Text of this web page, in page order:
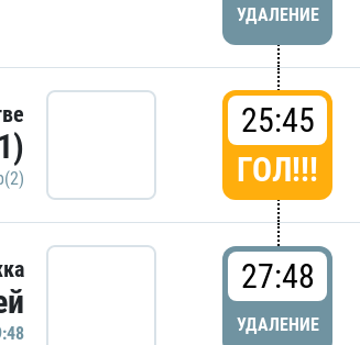
УДАЛЕНИЕ
25:45
ГОЛ!!!
27:48
УДАЛЕНИЕ